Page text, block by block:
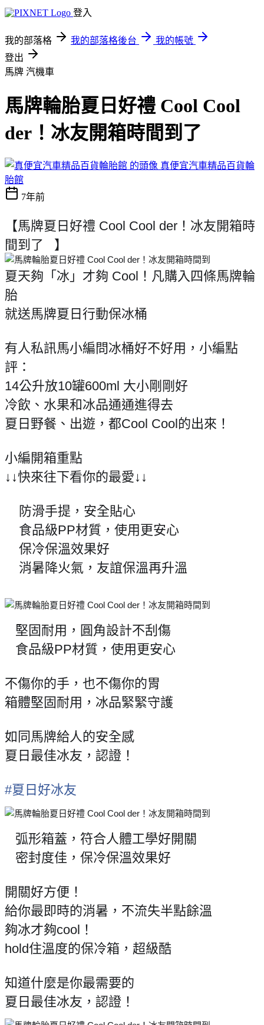
登入
我的部落格 我的部落格後台
我的帳號
登出
馬牌 汽機車
馬牌輪胎夏日好禮 Cool Cool
der！冰友開箱時間到了
真便宜汽車精品百貨輪
胎館
7年前
【馬牌夏日好禮 Cool Cool der！冰友開箱時
間到了
😉】
夏天夠「冰」才夠 Cool！凡購入四條馬牌輪
胎
就送馬牌夏日行動保冰桶
有人私訊馬小編問冰桶好不好用，小編點
評：
14公升放10罐600ml 大小剛剛好
冷飲、水果和冰品通通進得去
夏日野餐、出遊，都Cool Cool的出來！
小編開箱重點
↓↓快來往下看你的最愛↓↓
防滑手提，安全貼心
食品級PP材質，使用更安心
保冷保溫效果好
消暑降火氣，友誼保溫再升溫
堅固耐用，圓角設計不刮傷
食品級PP材質，使用更安心
不傷你的手，也不傷你的胃
箱體堅固耐用，冰品緊緊守護
如同馬牌給人的安全感
夏日最佳冰友，認證！
#夏日好冰友
弧形箱蓋，符合人體工學好開關
密封度佳，保冷保溫效果好
開關好方便！
給你最即時的消暑，不流失半點餘溫
夠冰才夠cool！
hold住溫度的保冷箱，超級酷
知道什麼是你最需要的
夏日最佳冰友，認證！